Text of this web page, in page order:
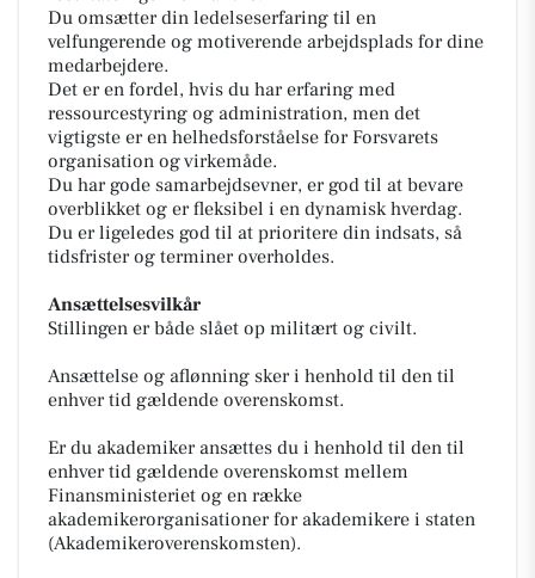
Du omsætter din ledelseserfaring til en
velfungerende og motiverende arbejdsplads for dine
medarbejdere.
Det er en fordel, hvis du har erfaring med
ressourcestyring og administration, men det
vigtigste er en helhedsforståelse for Forsvarets
organisation og virkemåde.
Du har gode samarbejdsevner, er god til at bevare
overblikket og er fleksibel i en dynamisk hverdag.
Du er ligeledes god til at prioritere din indsats, så
tidsfrister og terminer overholdes.
Ansættelsesvilkår
Stillingen er både slået op militært og civilt.
Ansættelse og aflønning sker i henhold til den til
enhver tid gældende overenskomst.
Er du akademiker ansættes du i henhold til den til
enhver tid gældende overenskomst mellem
Finansministeriet og en række
akademikerorganisationer for akademikere i staten
(Akademikeroverenskomsten).